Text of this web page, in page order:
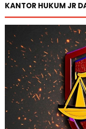
KANTOR HUKUM JR